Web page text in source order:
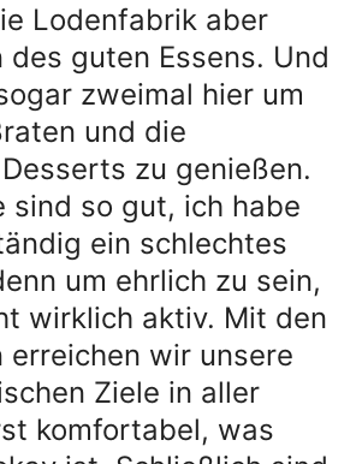
Lodenfabrik aber
des guten Essens. Und
zweimal hier um
und die
zu genießen.
sind so gut, ich habe
ein schlechtes
um ehrlich zu sein,
wirklich aktiv. Mit den
erreichen wir unsere
Ziele in aller
komfortabel, was